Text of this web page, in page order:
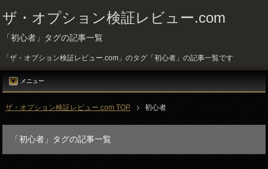
ザ・オプション検証レビュー.com
「初心者」タグの記事一覧
「ザ・オプション検証レビュー.com」のタグ「初心者」の記事一覧です
メニュー
ザ・オプション検証レビュー.com TOP 初心者
「初心者」タグの記事一覧